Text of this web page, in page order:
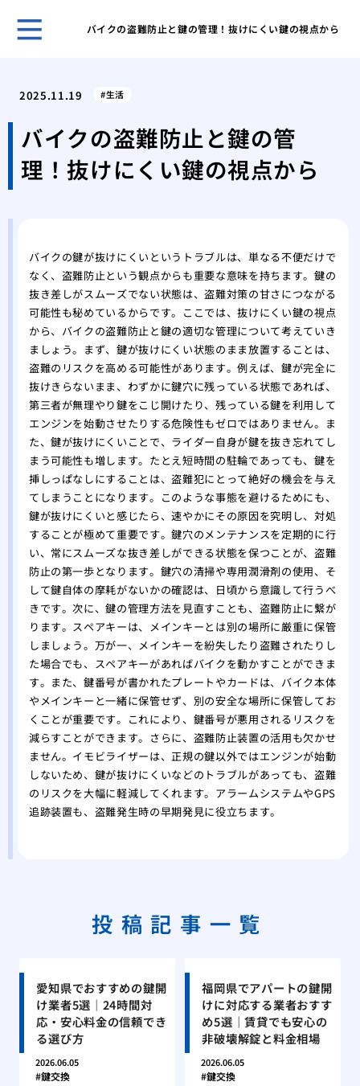
バイクの盗難防止と鍵の管理！抜けにくい鍵の視点から
場
カ
る
経
リ
私
一日
2025.11.19 生活
バイクの盗難防止と鍵の管
理！抜けにくい鍵の視点から
バイクの鍵が抜けにくいというトラブルは、単なる不便だけで
なく、盗難防止という観点からも重要な意味を持ちます。鍵の
抜き差しがスムーズでない状態は、盗難対策の甘さにつながる
可能性も秘めているからです。ここでは、抜けにくい鍵の視点
から、バイクの盗難防止と鍵の適切な管理について考えていき
ましょう。まず、鍵が抜けにくい状態のまま放置することは、
盗難のリスクを高める可能性があります。例えば、鍵が完全に
抜けきらないまま、わずかに鍵穴に残っている状態であれば、
第三者が無理やり鍵をこじ開けたり、残っている鍵を利用して
エンジンを始動させたりする危険性もゼロではありません。ま
た、鍵が抜けにくいことで、ライダー自身が鍵を抜き忘れてし
まう可能性も増します。たとえ短時間の駐輪であっても、鍵を
挿しっぱなしにすることは、盗難犯にとって絶好の機会を与え
てしまうことになります。このような事態を避けるためにも、
鍵が抜けにくいと感じたら、速やかにその原因を究明し、対処
することが極めて重要です。鍵穴のメンテナンスを定期的に行
い、常にスムーズな抜き差しができる状態を保つことが、盗難
防止の第一歩となります。鍵穴の清掃や専用潤滑剤の使用、そ
して鍵自体の摩耗がないかの確認は、日頃から意識して行うべ
きです。次に、鍵の管理方法を見直すことも、盗難防止に繋が
ります。スペアキーは、メインキーとは別の場所に厳重に保管
しましょう。万が一、メインキーを紛失したり盗難されたりし
た場合でも、スペアキーがあればバイクを動かすことができま
す。また、鍵番号が書かれたプレートやカードは、バイク本体
やメインキーと一緒に保管せず、別の安全な場所に保管してお
くことが重要です。これにより、鍵番号が悪用されるリスクを
減らすことができます。さらに、盗難防止装置の活用も欠かせ
ません。イモビライザーは、正規の鍵以外ではエンジンが始動
しないため、鍵が抜けにくいなどのトラブルがあっても、盗難
のリスクを大幅に軽減してくれます。アラームシステムやGPS
追跡装置も、盗難発生時の早期発見に役立ちます。
投稿記事一覧
愛知県でおすすめの鍵開
け業者5選｜24時間対
応・安心料金の信頼でき
る選び方
2026.06.05
鍵交換
福岡県でアパートの鍵開
けに対応する業者おすす
め5選｜賃貸でも安心の
非破壊解錠と料金相場
2026.06.05
鍵交換